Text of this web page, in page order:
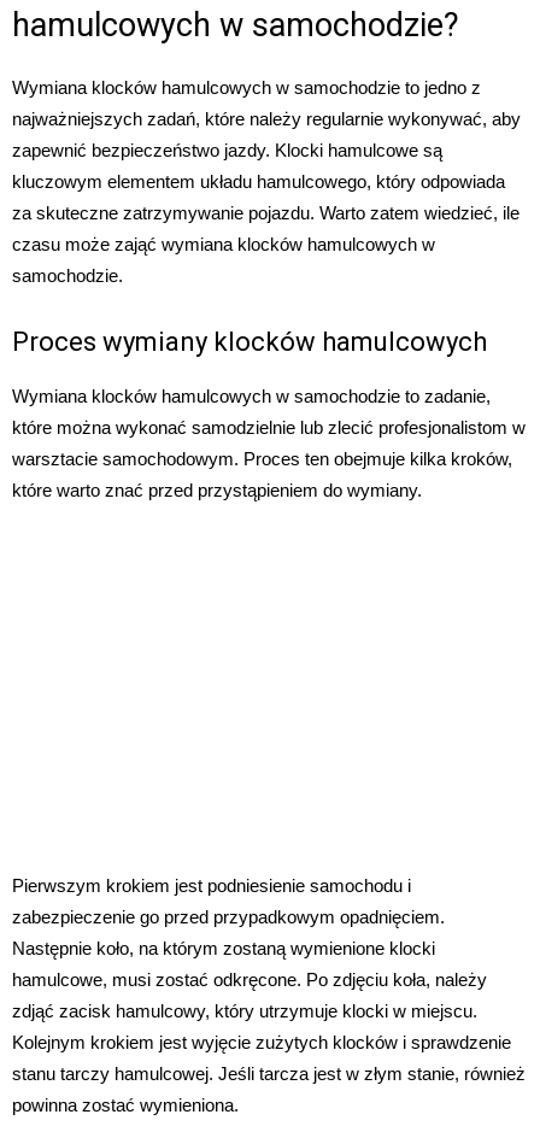
hamulcowych w samochodzie?
Wymiana klocków hamulcowych w samochodzie to jedno z
najważniejszych zadań, które należy regularnie wykonywać, aby
zapewnić bezpieczeństwo jazdy. Klocki hamulcowe są
kluczowym elementem układu hamulcowego, który odpowiada
za skuteczne zatrzymywanie pojazdu. Warto zatem wiedzieć, ile
czasu może zająć wymiana klocków hamulcowych w
samochodzie.
Proces wymiany klocków hamulcowych
Wymiana klocków hamulcowych w samochodzie to zadanie,
które można wykonać samodzielnie lub zlecić profesjonalistom w
warsztacie samochodowym. Proces ten obejmuje kilka kroków,
które warto znać przed przystąpieniem do wymiany.
Pierwszym krokiem jest podniesienie samochodu i
zabezpieczenie go przed przypadkowym opadnięciem.
Następnie koło, na którym zostaną wymienione klocki
hamulcowe, musi zostać odkręcone. Po zdjęciu koła, należy
zdjąć zacisk hamulcowy, który utrzymuje klocki w miejscu.
Kolejnym krokiem jest wyjęcie zużytych klocków i sprawdzenie
stanu tarczy hamulcowej. Jeśli tarcza jest w złym stanie, również
powinna zostać wymieniona.